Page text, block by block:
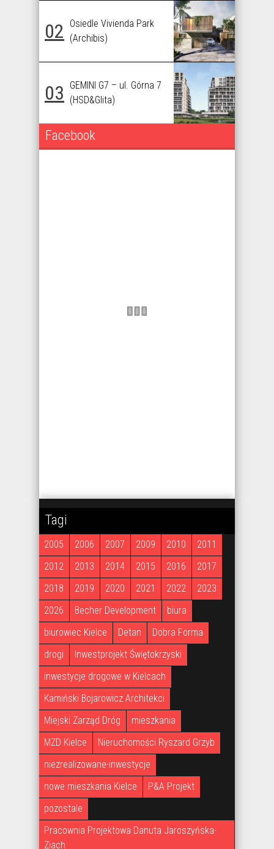
02
Osiedle Vivienda Park
(Archibis)
03
GEMINI G7 – ul. Górna 7
(HSD&Glita)
Facebook
Tagi
2005 2006 2007 2009 2010
2011
2012
2013 2014 2015 2016
2017
2018
2019 2020 2021 2022
2023
2026
Becher Development
biura
biurowiec Kielce
Detan
Dobra Forma
drogi
Inwestprojekt Świętokrzyski
inwestycje drogowe w Kielcach
Kamiński Bojarowicz Architekci
Miejski Zarząd Dróg
mieszkania
MZD Kielce
Nieruchomości Ryszard Grzyb
niezrealizowane-inwestycje
nowe mieszkania Kielce
P&A Projekt
pozostale
Pracownia Projektowa Danuta Jaroszyńska-
Ziach